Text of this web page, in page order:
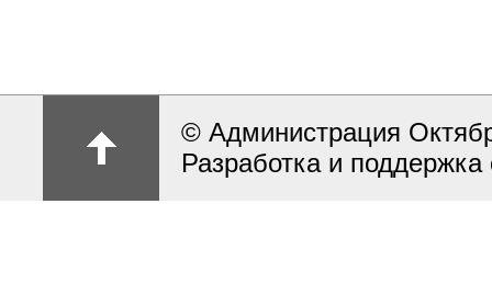
© Администрация
Разработка и поддержка